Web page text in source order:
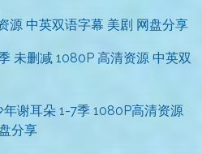
源 中英双语字幕 美剧 网盘分享
未删减 1080P 高清资源 中英双
谢耳朵 1-7季 1080P高清资源
分享